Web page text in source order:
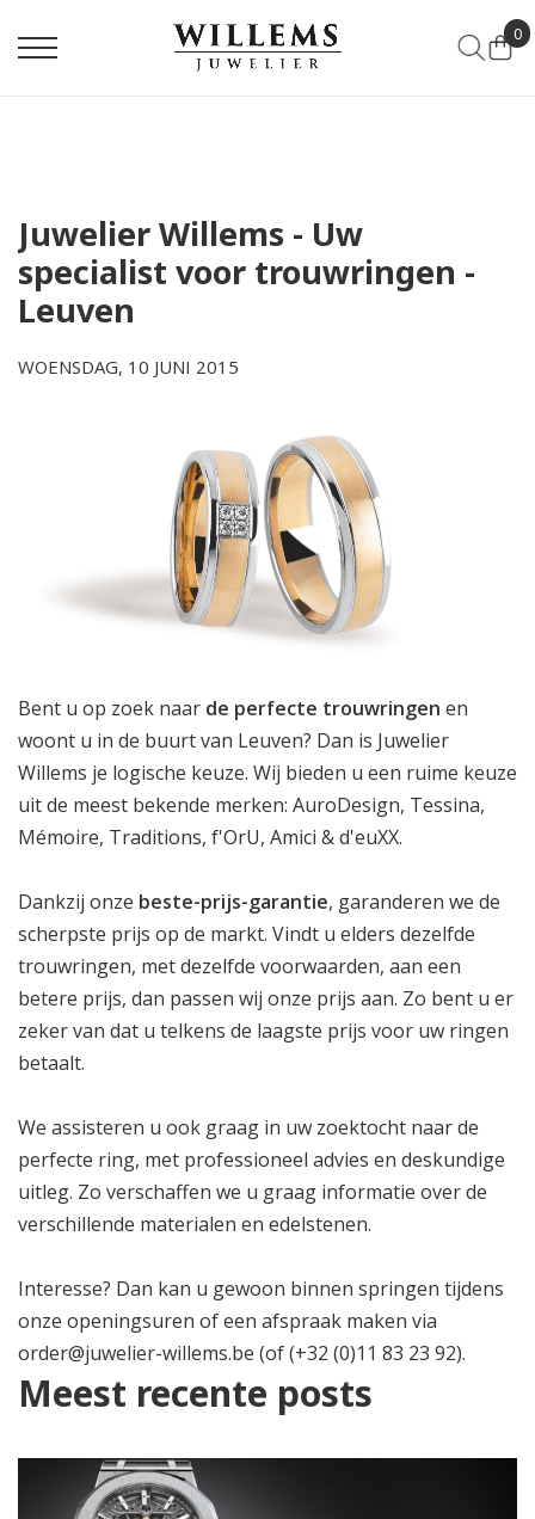
0
Juwelier Willems - Uw
specialist voor trouwringen -
Leuven
WOENSDAG, 10 JUNI 2015
Bent u op zoek naar de perfecte trouwringen en
woont u in de buurt van Leuven? Dan is Juwelier
Willems je logische keuze. Wij bieden u een ruime keuze
uit de meest bekende merken: AuroDesign, Tessina,
Mémoire, Traditions, f'OrU, Amici &d'euXX.
Dankzij onze beste-prijs-garantie, garanderen we de
scherpste prijs op de markt. Vindt u elders dezelfde
trouwringen, met dezelfde voorwaarden, aan een
betere prijs, dan passen wij onze prijs aan. Zo bent u er
zeker van dat u telkens de laagste prijs voor uw ringen
betaalt.
We assisteren u ook graag in uw zoektocht naar de
perfecte ring, met professioneel advies en deskundige
uitleg. Zo verschaffen we u graag informatie over de
verschillende materialen en edelstenen.
Interesse? Dan kan u gewoon binnen springen tijdens
onze openingsuren of een afspraak maken via
order@juwelier-willems.be (of (+32 (0)11 83 23 92).
Meest recente posts